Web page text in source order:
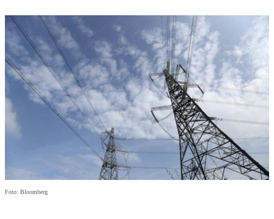
Foto: Bloomberg